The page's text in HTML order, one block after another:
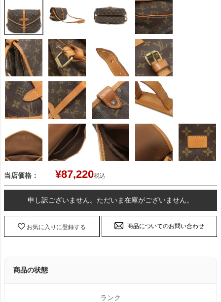
当店価格： ¥87,220税込
申し訳ございません。ただいま在庫がございません。
お気に入りに登録する 商品についてのお問い合わせ
商品の状態
ランク